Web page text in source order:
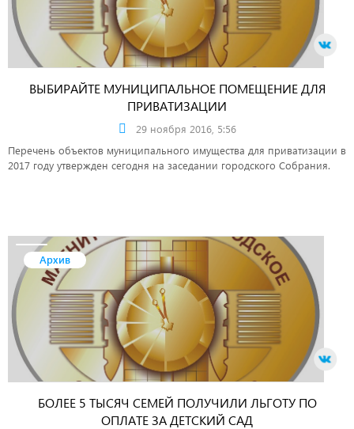
ВЫБИРАЙТЕ МУНИЦИПАЛЬНОЕ ПОМЕЩЕНИЕ ДЛЯ
ПРИВАТИЗАЦИИ
29 ноября 2016, 5:56
Перечень объектов муниципального имущества для приватизации в
2017 году утвержден сегодня на заседании городского Собрания.
Архив
БОЛЕЕ 5 ТЫСЯЧ СЕМЕЙ ПОЛУЧИЛИ ЛЬГОТУ ПО
ОПЛАТЕ ЗА ДЕТСКИЙ САД